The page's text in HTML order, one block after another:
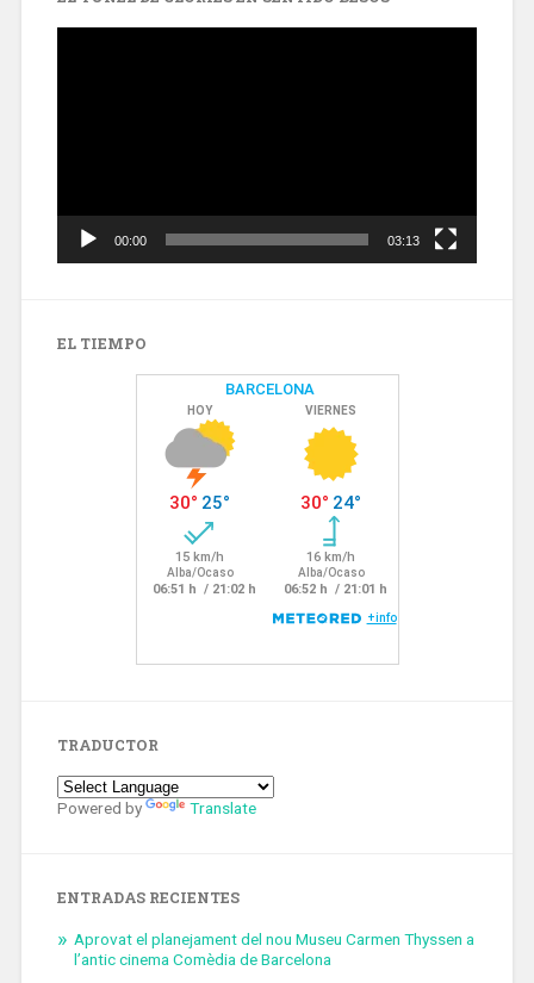
00:00 03:13
EL TIEMPO
TRADUCTOR
Powered by Translate
ENTRADAS RECIENTES
Aprovat el planejament del nou Museu Carmen Thyssen a
l’antic cinema Comèdia de Barcelona